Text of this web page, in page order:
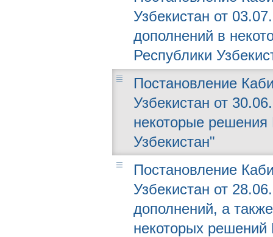
Узбекистан от
дополнений в
Республики
Постановление
Узбекистан от
некоторые решения
Узбекистан"
Постановление
Узбекистан от
дополнений, а
некоторых решений